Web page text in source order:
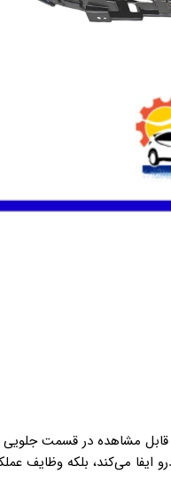
قابل مشاهده در قسمت
می‌کند، بلکه وظایف